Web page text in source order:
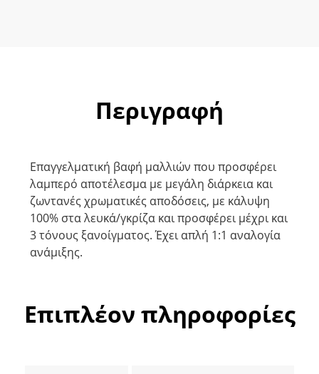
Περιγραφή
Επαγγελματική βαφή μαλλιών που προσφέρει
λαμπερό αποτέλεσμα με μεγάλη διάρκεια και
ζωντανές χρωματικές αποδόσεις, με κάλυψη
100% στα λευκά/γκρίζα και προσφέρει μέχρι και
3 τόνους ξανοίγματος. Έχει απλή 1:1 αναλογία
ανάμιξης.
Επιπλέον πληροφορίες